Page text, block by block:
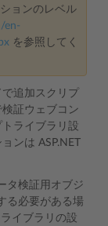
ョンのレベル
en-
を参照してく
追加スクリプ
証ウェブコン
ライブラリ設
ンは ASP.NET
タ検証用オブジ
る必要がある場
イブラリの設